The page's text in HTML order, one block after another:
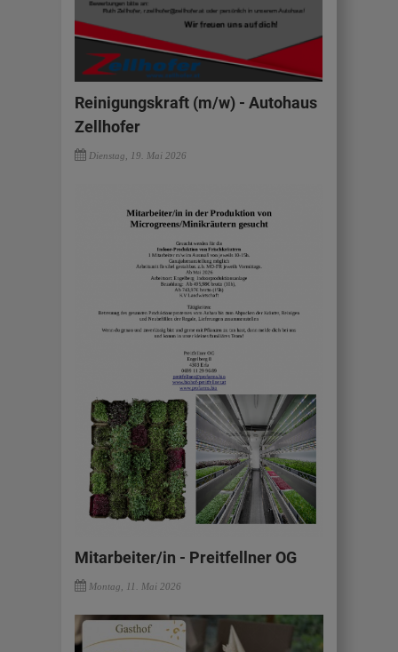
Reinigungskraft (m/w) - Autohaus
Zellhofer
Dienstag, 19. Mai 2026
Mitarbeiter/in - Preitfellner OG
Montag, 11. Mai 2026